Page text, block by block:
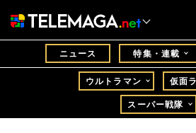
ニュース 特集・連載
ウルトラマン
仮面
スーパー戦隊